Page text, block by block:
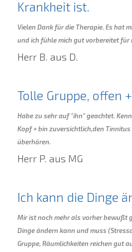
Krankheit ist.
Vielen Dank für die Therapie. Es hat
und ich fühle mich gut vorbereitet für
Herr B. aus D.
Tolle Gruppe, offen
Habe zu sehr auf "ihn" geachtet.
Kopf + bin zuversichtlich,den
überhören.
Herr P. aus MG
Ich kann die Dinge
Mir ist noch mehr als vorher bewußt
Dinge ändern kann und muss
Gruppe, Räumlichkeiten reichen gut